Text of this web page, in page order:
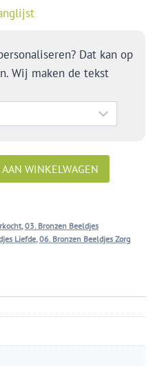
Dat kan op
Wij maken de tekst
WINKELWAGEN
, 03. Bronzen Beeldjes
Liefde, 06. Bronzen Beeldjes Zorg